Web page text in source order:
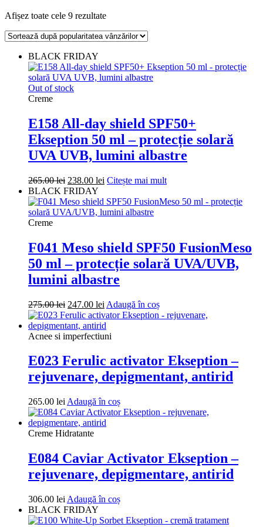
Afișez toate cele 9 rezultateSortat
popularitate
BLACK FRIDAY
Out of stock
Creme
E158 All-day shield SPF50+
Ekseption 50 ml – protecție solară
UVA UVB, lumini albastre
265.00lei Prețul
inițial
a
fost:
238.00 lei Prețul
este:
238.00 lei.
Citește mai mult
BLACK FRIDAY
Creme
F041 Meso shield SPF50 FusionMeso
50 ml – protecție solară UVA/UVB,
lumini albastre
275.00lei Prețul
inițial
a
fost:
247.00 lei Prețul
curent
este:
247.00 lei.
Adaugă în coș
Acnee si imperfectiuni
E023 Ferulic activator Ekseption –
rejuvenare, depigmentant, antirid
265.00 lei Adaugă în coș
Creme Hidratante
E084 Caviar Activator Ekseption –
rejuvenare, depigmentare, antirid
306.00 lei Adaugă în coș
BLACK FRIDAY